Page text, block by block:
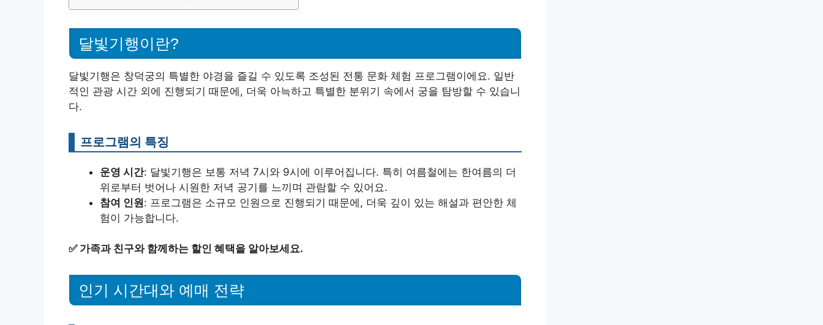
달빛기행이란?
달빛기행은 창덕궁의 특별한 야경을 즐길 수 있도록 조성된 전통 문화 체험 프로그램이에요. 일반
적인 관광 시간 외에 진행되기 때문에, 더욱 아늑하고 특별한 분위기 속에서 궁을 탐방할 수 있습니
다.
프로그램의 특징
운영 시간: 달빛기행은 보통 저녁 7시와 9시에 이루어집니다. 특히 여름철에는 한여름의 더
위로부터 벗어나 시원한 저녁 공기를 느끼며 관람할 수 있어요.
참여 인원: 프로그램은 소규모 인원으로 진행되기 때문에, 더욱 깊이 있는 해설과 편안한 체
험이 가능합니다.
✅ 가족과 친구와 함께하는 할인 혜택을 알아보세요.
인기 시간대와 예매 전략